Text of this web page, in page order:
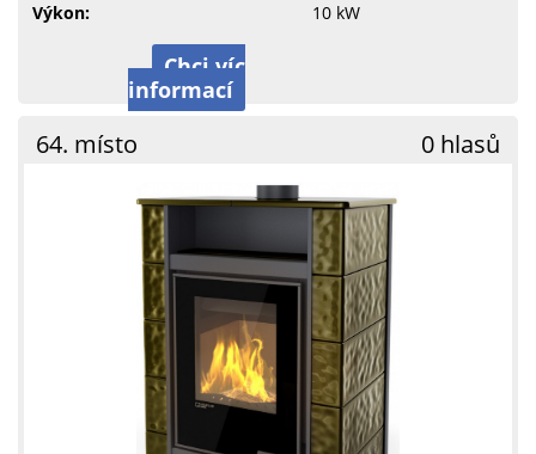
Výkon:
10 kW
Chci víc
informací
64. místo 0 hlasů